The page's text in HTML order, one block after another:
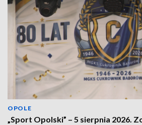
OPOLE
„Sport Opolski” – 5 sierpnia 2026.